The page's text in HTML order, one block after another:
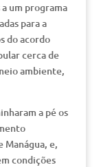
um programa
para a
do acordo
cerca de
ambiente,
a pé os
Manágua, e,
condições